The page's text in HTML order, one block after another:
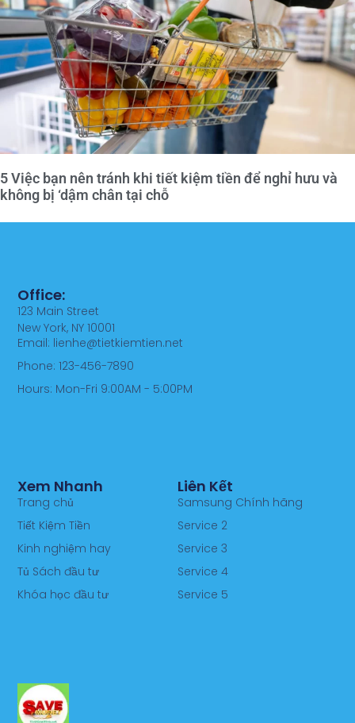
5 Việc bạn nên tránh khi tiết kiệm tiền để nghỉ hưu và
không bị ‘dậm chân tại chỗ
Liên Kết
Samsung Chính hãng
Service 2
Service 3
Service 4
Service 5
Xem Nhanh
Trang chủ
Tiết Kiệm Tiền
Kinh nghiệm hay
Tủ Sách đầu tư
Khóa học đầu tư
Office:
123 Main Street
New York, NY 10001
Email: lienhe@tietkiemtien.net
Phone: 123-456-7890
Hours: Mon-Fri 9:00AM - 5:00PM